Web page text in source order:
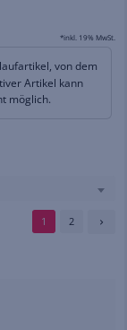
*inkl. 19% MwSt.
von dem
Artikel kann
möglich.
1 2